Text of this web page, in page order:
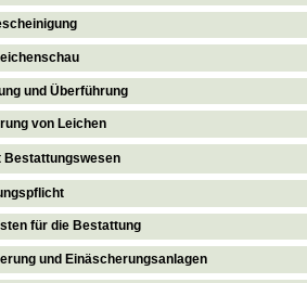
und Überführung
von Leichen
Bestattungswesen
für die Bestattung
und Einäscherungsanlagen